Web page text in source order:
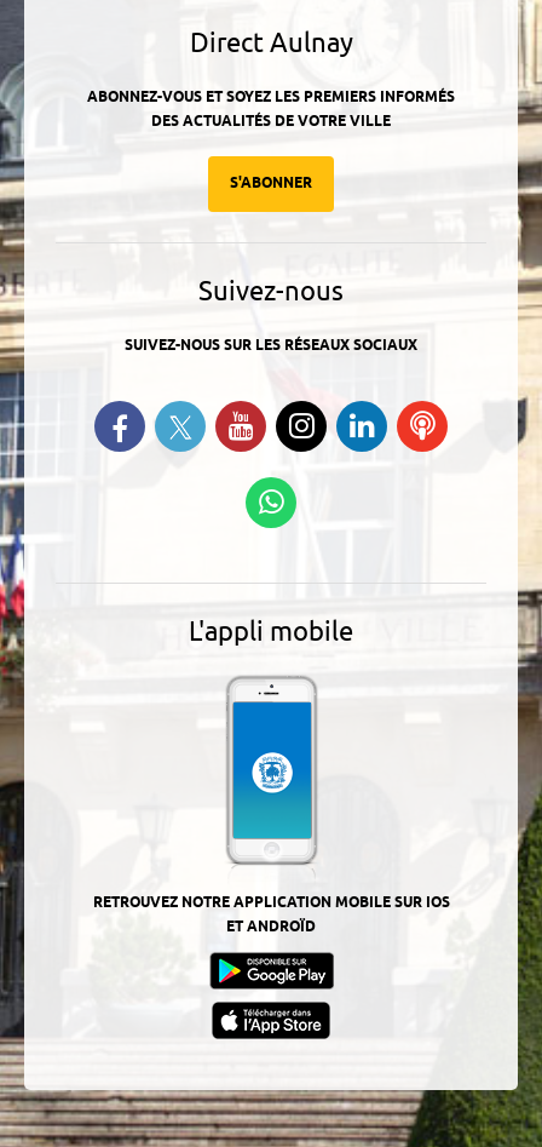
Direct Aulnay
ABONNEZ-VOUS ET SOYEZ LES PREMIERS INFORMÉS
DES ACTUALITÉS DE VOTRE VILLE
S'ABONNER
Suivez-nous
SUIVEZ-NOUS SUR LES RÉSEAUX SOCIAUX
Retrouvez-nous sur Facebook
Suivez-nous sur Twitter
Suivez-nous sur YouTube
Suivez-nous sur
Instagram
Retrouvez-
nous sur
Ecoutez
L'appli mobile
RETROUVEZ NOTRE APPLICATION MOBILE SUR IOS
ET ANDROÏD